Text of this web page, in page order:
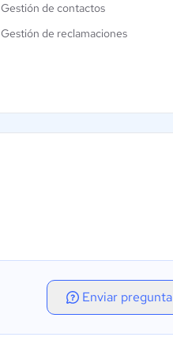
Gestión de contactos
Gestión de reclamaciones
Enviar pregunta